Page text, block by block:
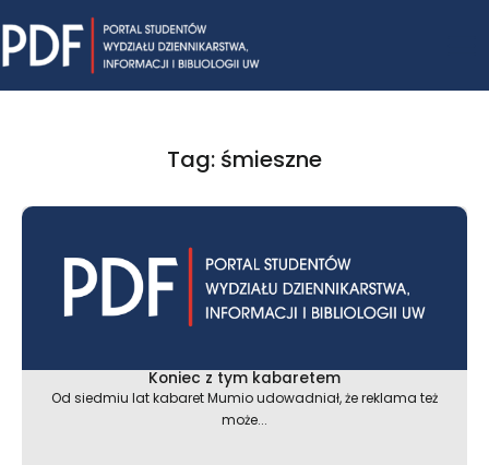
to
content
Tag: śmieszne
Koniec z tym kabaretem
Od siedmiu lat kabaret Mumio udowadniał, że reklama też
może...